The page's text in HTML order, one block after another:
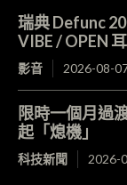
瑞典 Defunc
VIBE / OPEN
影音 2026-08-
限時一個月過
起「熄機」
科技新聞 2026-